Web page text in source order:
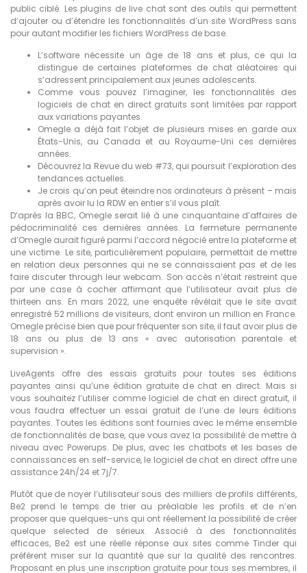
public ciblé. Les plugins de live chat sont des outils qui permettent
d’ajouter ou d’étendre les fonctionnalités d’un site WordPress sans
pour autant modifier les fichiers WordPress de base.
L’software nécessite un âge de 18 ans et plus, ce qui la
distingue de certaines plateformes de chat aléatoires qui
s’adressent principalement aux jeunes adolescents.
Comme vous pouvez l’imaginer, les fonctionnalités des
logiciels de chat en direct gratuits sont limitées par rapport
aux variations payantes.
Omegle a déjà fait l’objet de plusieurs mises en garde aux
États-Unis, au Canada et au Royaume-Uni ces dernières
années.
Découvrez la Revue du web #73, qui poursuit l’exploration des
tendances actuelles.
Je crois qu’on peut éteindre nos ordinateurs à présent – mais
après avoir lu la RDW en entier s’il vous plaît.
D’après la BBC, Omegle serait lié à une cinquantaine d’affaires de
pédocriminalité ces dernières années. La fermeture permanente
d’Omegle aurait figuré parmi l’accord négocié entre la plateforme et
une victime. Le site, particulièrement populaire, permettait de mettre
en relation deux personnes qui ne se connaissaient pas et de les
faire discuter through leur webcam. Son accès n’était restreint que
par une case à cocher affirmant que l’utilisateur avait plus de
thirteen ans. En mars 2022, une enquête révélait que le site avait
enregistré 52 millions de visiteurs, dont environ un million en France.
Omegle précise bien que pour fréquenter son site, il faut avoir plus de
18 ans ou plus de 13 ans « avec autorisation parentale et
supervision ».
LiveAgents offre des essais gratuits pour toutes ses éditions
payantes ainsi qu’une édition gratuite de chat en direct. Mais si
vous souhaitez l’utiliser comme logiciel de chat en direct gratuit, il
vous faudra effectuer un essai gratuit de l’une de leurs éditions
payantes. Toutes les éditions sont fournies avec le même ensemble
de fonctionnalités de base, que vous avez la possibilité de mettre à
niveau avec Powerups. De plus, avec les chatbots et les bases de
connaissances en self-service, le logiciel de chat en direct offre une
assistance 24h/24 et 7j/7.
Plutôt que de noyer l’utilisateur sous des milliers de profils différents,
Be2 prend le temps de trier au préalable les profils et de n’en
proposer que quelques-uns qui ont réellement la possibilité de créer
quelque selected de sérieux. Associé à des fonctionnalités
efficaces, Be2 est une réelle réponse aux sites comme Tinder qui
préfèrent miser sur la quantité que sur la qualité des rencontres.
Proposant en plus une inscription gratuite pour tous ses membres, il